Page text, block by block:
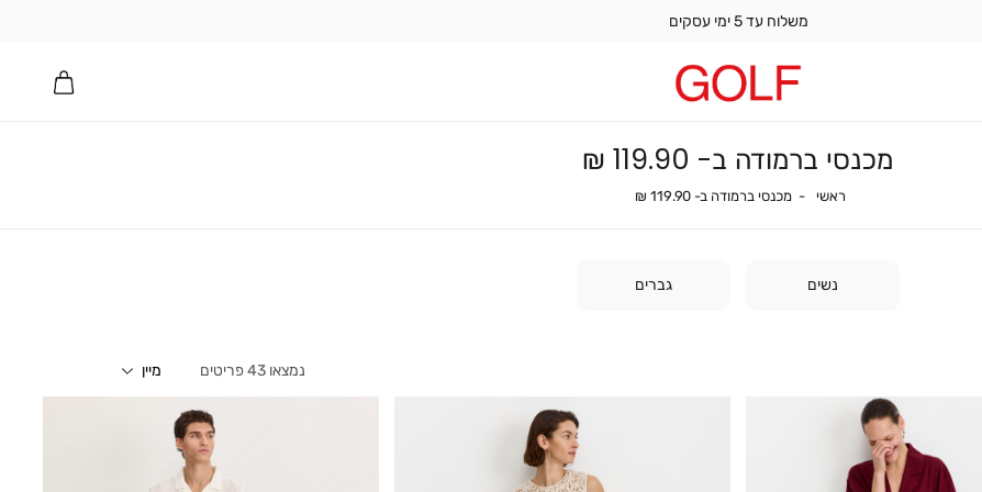
משלוח עד 5 ימי עסקים
מכנסי ברמודה ב- 119.90 ₪
ראשי ראשימכנסי ברמודה ב- 119.90 ₪
נשים גברים
43פריטים